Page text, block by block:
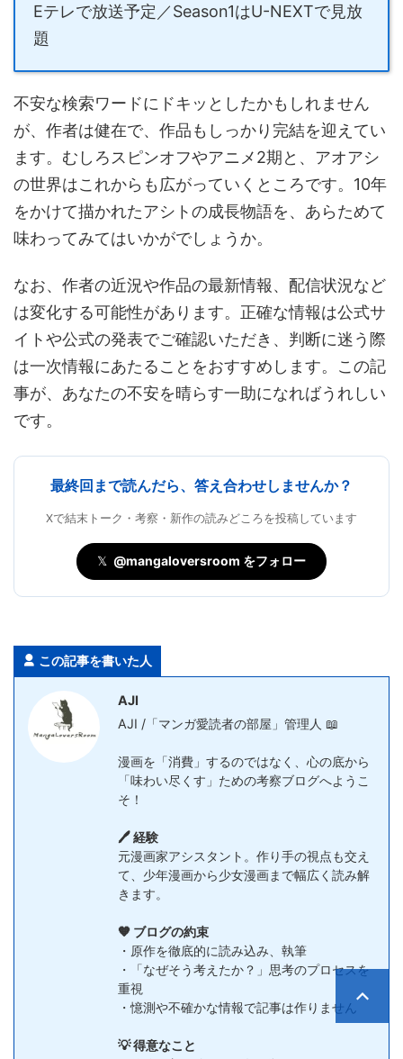
Eテレで放送予定／Season1はU-NEXTで見放
題
不安な検索ワードにドキッとしたかもしれません
が、作者は健在で、作品もしっかり完結を迎えてい
ます。むしろスピンオフやアニメ2期と、アオアシ
の世界はこれからも広がっていくところです。10年
をかけて描かれたアシトの成長物語を、あらためて
味わってみてはいかがでしょうか。
なお、作者の近況や作品の最新情報、配信状況など
は変化する可能性があります。正確な情報は公式サ
イトや公式の発表でご確認いただき、判断に迷う際
は一次情報にあたることをおすすめします。この記
事が、あなたの不安を晴らす一助になればうれしい
です。
最終回まで読んだら、答え合わせしませんか？
Xで結末トーク・考察・新作の読みどころを投稿しています
𝕏 @mangaloversroom をフォロー
この記事を書いた人
AJI
AJI /「マンガ愛読者の部屋」管理人 📖
漫画を「消費」するのではなく、心の底から
「味わい尽くす」ための考察ブログへようこ
そ！
🖊️ 経験
元漫画家アシスタント。作り手の視点も交え
て、少年漫画から少女漫画まで幅広く読み解
きます。
🧡 ブログの約束
・原作を徹底的に読み込み、執筆
・「なぜそう考えたか？」思考のプロセスを
重視
・憶測や不確かな情報で記事は作りません
💡 得意なこと